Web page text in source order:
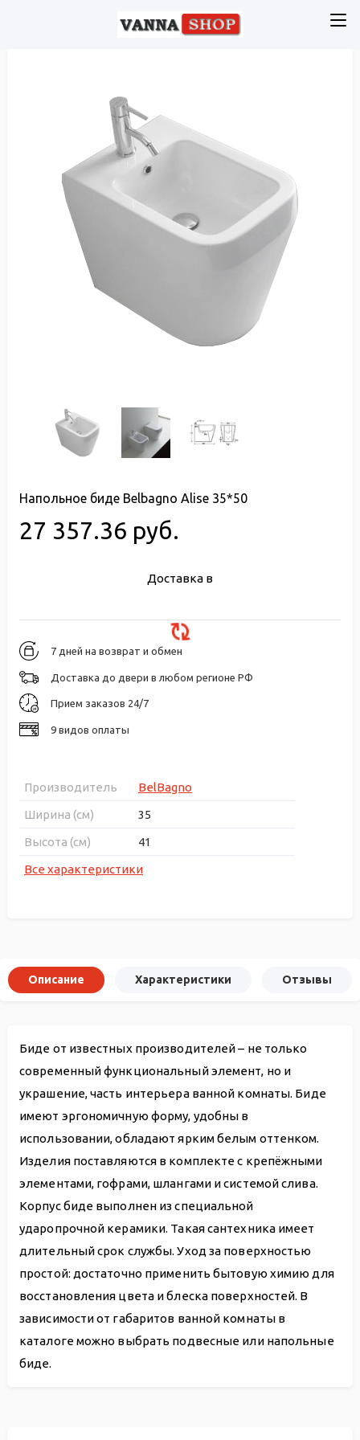
Напольное биде Belbagno Alise 35*50
27 357.36 руб.
Доставка в
7 дней на возврат и обмен
Доставка до двери в любом регионе РФ
Прием заказов 24/7
9 видов оплаты
Производитель
BelBagno
Ширина (см)
35
Высота (см)
41
Все характеристики
Описание Характеристики Отзывы
Биде от известных производителей – не только
современный функциональный элемент, но и
украшение, часть интерьера ванной комнаты. Биде
имеют эргономичную форму, удобны в
использовании, обладают ярким белым оттенком.
Изделия поставляются в комплекте с крепёжными
элементами, гофрами, шлангами и системой слива.
Корпус биде выполнен из специальной
ударопрочной керамики. Такая сантехника имеет
длительный срок службы. Уход за поверхностью
простой: достаточно применить бытовую химию для
восстановления цвета и блеска поверхностей. В
зависимости от габаритов ванной комнаты в
каталоге можно выбрать подвесные или напольные
биде.